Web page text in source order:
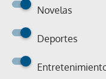
Novelas
Deportes